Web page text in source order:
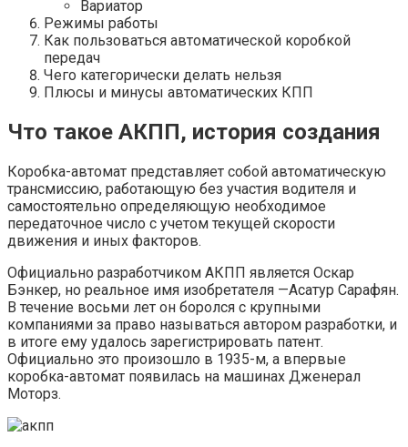
Вариатор
Режимы работы
Как пользоваться автоматической коробкой
передач
Чего категорически делать нельзя
Плюсы и минусы автоматических КПП
Что такое АКПП, история создания
Коробка-автомат представляет собой автоматическую
трансмиссию, работающую без участия водителя и
самостоятельно определяющую необходимое
передаточное число с учетом текущей скорости
движения и иных факторов.
Официально разработчиком АКПП является Оскар
Бэнкер, но реальное имя изобретателя —Асатур Сарафян.
В течение восьми лет он боролся с крупными
компаниями за право называться автором разработки, и
в итоге ему удалось зарегистрировать патент.
Официально это произошло в 1935-м, а впервые
коробка-автомат появилась на машинах Дженерал
Моторз.